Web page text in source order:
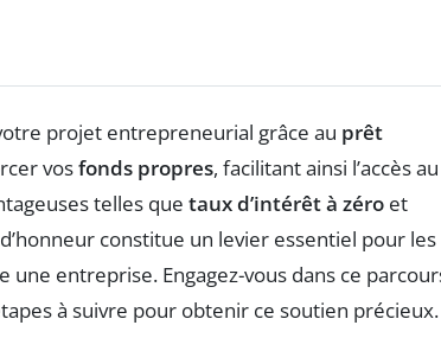
projet entrepreneurial grâce au prêt
vosfonds propres, facilitant ainsi l’accès au
telles que taux d’intérêt à zéro et
constitue un levier essentiel pour les
entreprise. Engagez-vous dans ce
à suivre pour obtenir ce soutien précieux.